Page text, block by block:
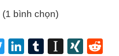
(1 bình chọn)
TwitterLinkedIn
Tumblr